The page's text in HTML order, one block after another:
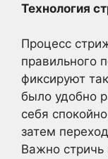
Технология
Процесс
правильного
фиксируют
было удобно
себя
затем
Важно